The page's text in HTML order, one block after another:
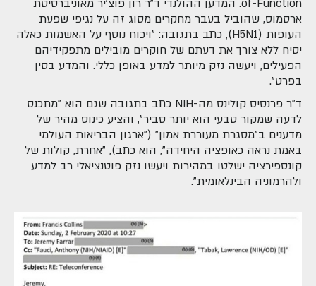
of-Function. המדען ההולנדי ד"ר רון פוצ'יר מאוניברסיטת
ארסמוס, שהוביל בעבר מחקרים מסוג זה על נגיפי שפעת
העופות (H5N1), כתב בתגובה: "ויכוח נוסף על האשמות כאלה
יסיח ללא צורך את דעתם של חוקרים מובילים מתפקידיהם
הפעילים, ויעשה נזק מיותר למדע באופן כללי. והמדע בסין
בפרט״.
ד"ר פרנסיס קולינס מה-NIH כתב בתגובה שגם הוא "מתכנס
לדעה שמקור טבעי הוא יותר סביר", והציע כינוס מהיר של
מדענים ב"מסגרת מעוררת אמון" ("ארגון הבריאות העולמי
באמת נראה כאופציה היחידה", הוא כתב), "אחרת, קולות של
קונספירציה ישלטו במהירות ויעשו נזק פוטנציאלי רב למדע
ולהרמוניה הבינלאומית".